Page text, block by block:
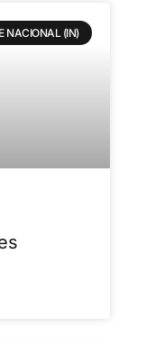
NACIONAL (IN)